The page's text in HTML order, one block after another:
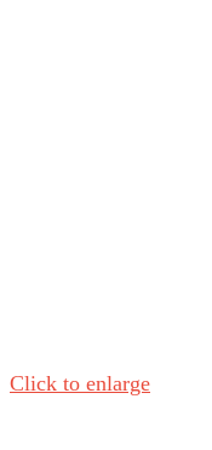
Click to enlarge